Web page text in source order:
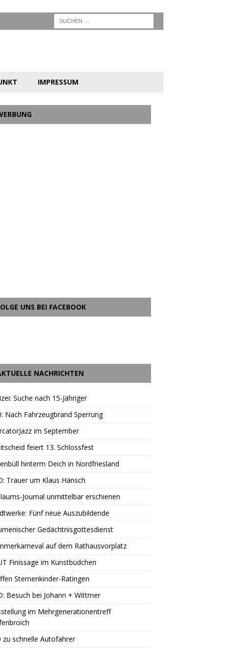
IMPRESSUM
UNS BEI FACEBOOK
NACHRICHTEN
Suche nach 15-Jähriger
Nach Fahrzeugbrand Sperrung
im September
feiert 13. Schlossfest
hinterm Deich in Nordfriesland
Trauer um Klaus Hänsch
Journal unmittelbar erschienen
Fünf neue Auszubildende
Gedächtnisgottesdienst
auf dem Rathausvorplatz
Finissage im Kunstbüdchen
Sternenkinder-Ratingen
Besuch bei Johann + Wittmer
im Mehrgenerationentreff
zu schnelle Autofahrer